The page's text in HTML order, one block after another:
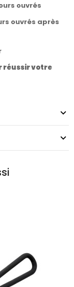
ouvrés
ouvrés après
réussir votre